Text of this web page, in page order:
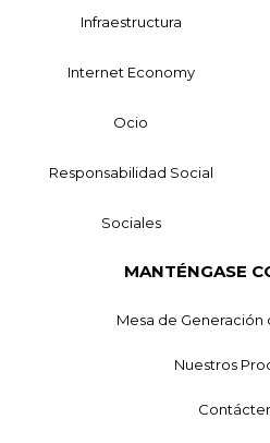
Infraestructura
Internet Economy
Ocio
Responsabilidad Social
Sociales
MANTÉNGASE
Mesa de
Nuestros